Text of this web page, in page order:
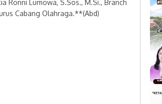
Ronni Lumowa, S.Sos., M.Si., Branch
Cabang Olahraga.**(Abd)